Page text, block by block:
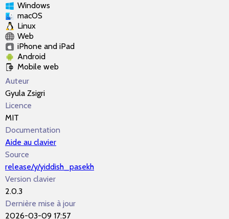
Windows
macOS
Linux
Web
iPhone and iPad
Android
Mobile web
Auteur
Gyula Zsigri
Licence
MIT
Documentation
Aide au clavier
Source
release/y/yiddish_pasekh
Version clavier
2.0.3
Dernière mise à jour
2026-03-09 17:57